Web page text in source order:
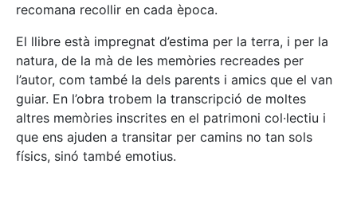
recomana recollir en cada època.
El llibre està impregnat d’estima per la terra, i per la
natura, de la mà de les memòries recreades per
l’autor, com també la dels parents i amics que el van
guiar. En l’obra trobem la transcripció de moltes
altres memòries inscrites en el patrimoni col·lectiu i
que ens ajuden a transitar per camins no tan sols
físics, sinó també emotius.